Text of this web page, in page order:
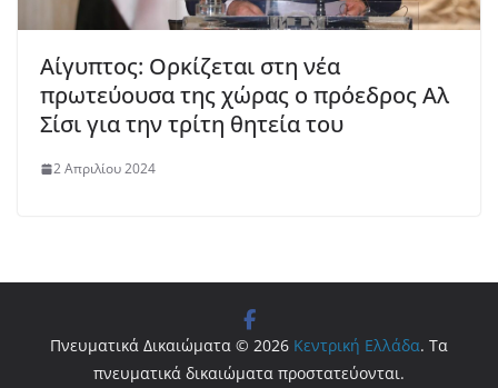
Αίγυπτος: Ορκίζεται στη νέα
πρωτεύουσα της χώρας ο πρόεδρος Αλ
Σίσι για την τρίτη θητεία του
2 Απριλίου 2024
Πνευματικά Δικαιώματα © 2026 Κεντρική Ελλάδα. Τα
πνευματικά δικαιώματα προστατεύονται.